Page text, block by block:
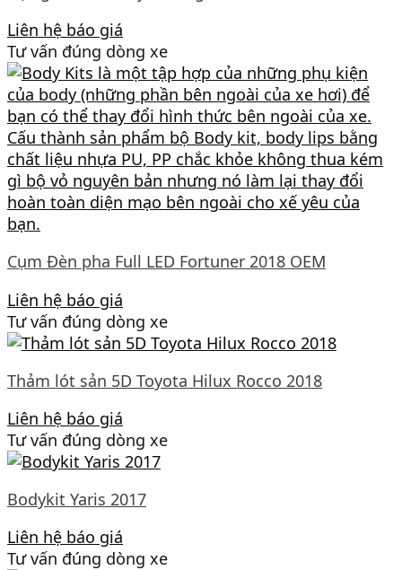
Liên hệ báo giá
Tư vấn đúng dòng xe
Cụm Đèn pha Full LED Fortuner 2018 OEM
Liên hệ báo giá
Tư vấn đúng dòng xe
Thảm lót sản 5D Toyota Hilux Rocco 2018
Liên hệ báo giá
Tư vấn đúng dòng xe
Bodykit Yaris 2017
Liên hệ báo giá
Tư vấn đúng dòng xe